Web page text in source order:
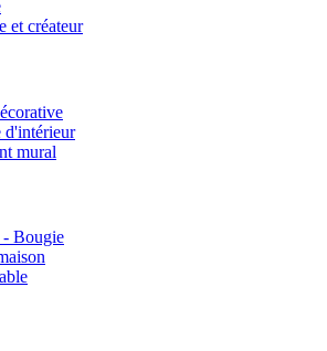
et créateur
d'intérieur
mural
- Bougie